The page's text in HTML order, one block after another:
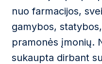
nuo farmacijos,
gamybos,
pramonės įmonių.
sukaupta dirbant